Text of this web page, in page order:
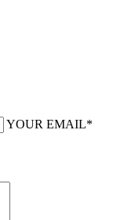
YOUR EMAIL*